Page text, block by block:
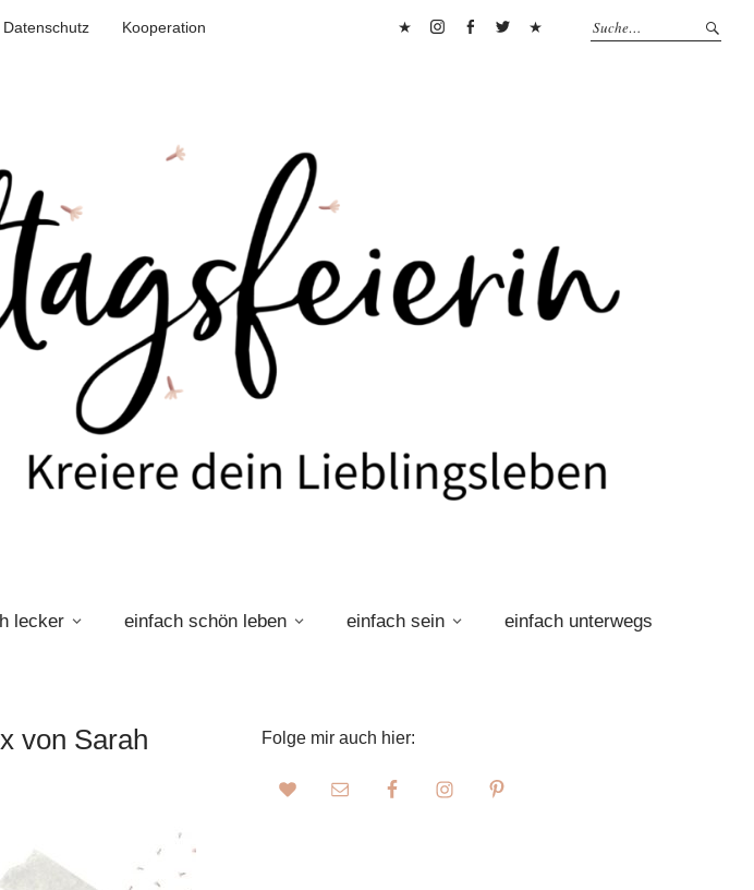
Datenschutz
Kooperation
lecker einfach schön leben einfach sein einfach unterwegs
von Sarah Folge mir auch hier: